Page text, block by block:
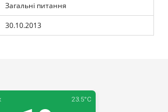
Загальні питання
30.10.2013